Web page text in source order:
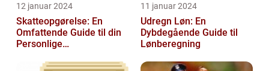
12 januar 2024
Skatteopgørelse: En
Omfattende Guide til din
Personlige
11 januar 2024
Udregn Løn: En
Dybdegående Guide til
Lønberegning